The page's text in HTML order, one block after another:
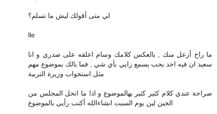
لي متى أقولك ليش ما تسلم؟
lle
ما راح أزعل منك , بالعكس كلامك وسام اعلقه على صدري و انا
سعيد ان فيه احد يحب يسمع رايي بأي شي , فما بالك بموضوع مهم
مثل استجواب وزيرة التربية
صراحة عندي كلام كثير كثير بهالموضوع و اذا ما انحل المجلس من
الحين لين يوم السبت انشاءالله أكتب رأيي بالموضوع